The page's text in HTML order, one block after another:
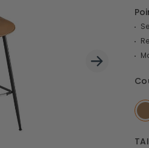
Couvertures de pique-nique